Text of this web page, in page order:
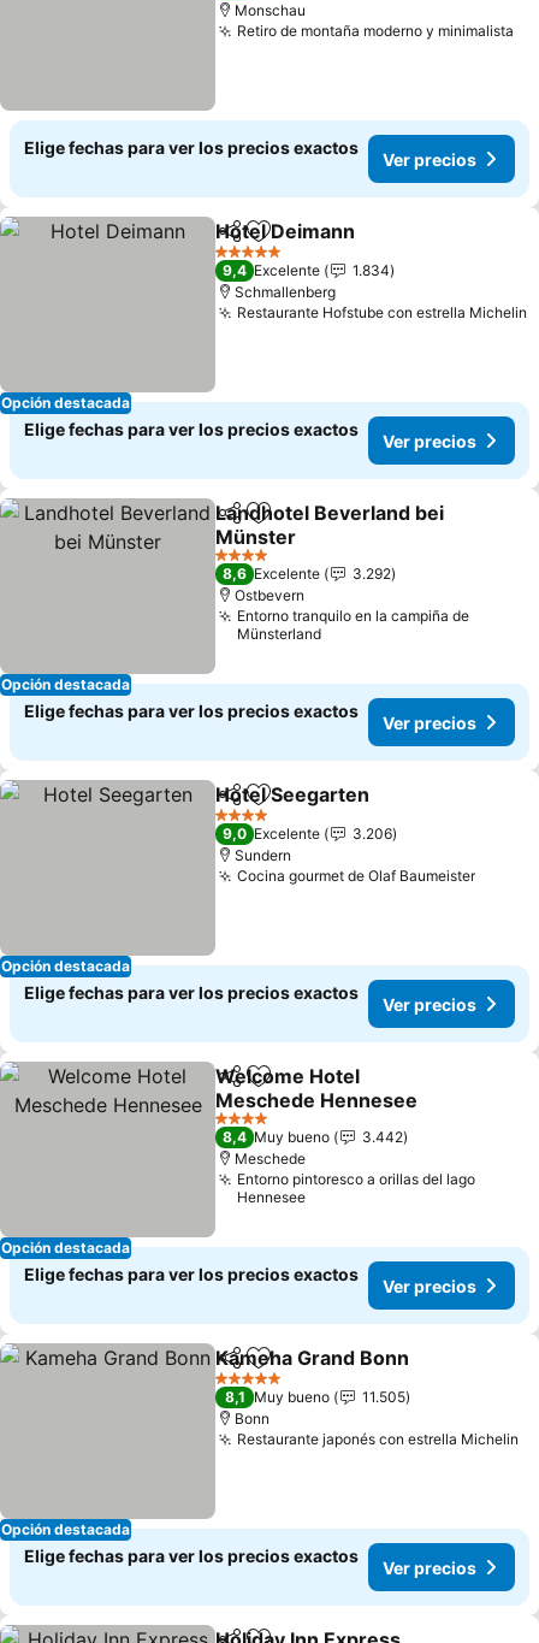
Monschau
Retiro de montaña moderno y minimalista
Elige fechas para ver los precios exactos
Ver precios
Opción destacada
CompartirAgregar a favoritos
Hotel Deimann
5 Estrellas
9,4 Excelente
1.834
Schmallenberg
Restaurante Hofstube con estrella Michelin
Elige fechas para ver los precios exactos
Ver precios
Opción destacada
CompartirAgregar a favoritos
Landhotel Beverland bei
Münster
4 Estrellas
8,6 Excelente
3.292
Ostbevern
Entorno tranquilo en la campiña de
Münsterland
Elige fechas para ver los precios exactos
Ver precios
Opción destacada
CompartirAgregar a favoritos
Hotel Seegarten
4 Estrellas
9,0 Excelente
3.206
Sundern
Cocina gourmet de Olaf Baumeister
Elige fechas para ver los precios exactos
Ver precios
Opción destacada
CompartirAgregar a favoritos
Welcome Hotel
Meschede Hennesee
4 Estrellas
8,4 Muy bueno
3.442
Meschede
Entorno pintoresco a orillas del lago
Hennesee
Elige fechas para ver los precios exactos
Ver precios
Opción destacada
CompartirAgregar a favoritos
Kameha Grand Bonn
5 Estrellas
8,1 Muy bueno
11.505
Bonn
Restaurante japonés con estrella Michelin
Elige fechas para ver los precios exactos
Ver precios